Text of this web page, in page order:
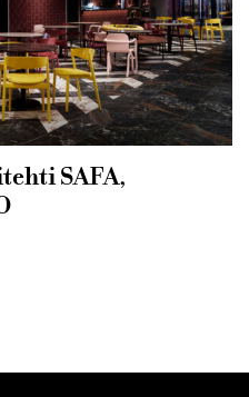
SAFA,